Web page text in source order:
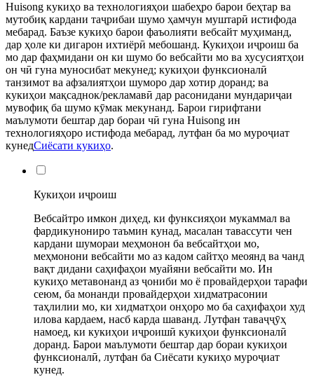
Huisong кукиҳо ва технологияҳои шабеҳро барои беҳтар ва
мутобиқ кардани таҷрибаи шумо ҳамчун муштарӣ истифода
мебарад. Баъзе кукиҳо барои фаъолияти вебсайт муҳиманд,
дар ҳоле ки дигарон ихтиёрӣ мебошанд. Кукиҳои иҷроиш ба
мо дар фаҳмидани он ки шумо бо вебсайти мо ва хусусиятҳои
он чӣ гуна муносибат мекунед; кукиҳои функсионалӣ
танзимот ва афзалиятҳои шуморо дар хотир доранд; ва
кукиҳои мақсаднок/рекламавӣ дар расонидани мундариҷаи
мувофиқ ба шумо кӯмак мекунанд. Барои гирифтани
маълумоти бештар дар бораи чӣ гуна Huisong ин
технологияҳоро истифода мебарад, лутфан ба мо муроҷиат
кунедСиёсати кукиҳо.
Кукиҳои иҷроиш
Вебсайтро имкон диҳед, ки функсияҳои мукаммал ва
фардикунониро таъмин кунад, масалан тавассути чен
кардани шумораи меҳмонон ба вебсайтҳои мо,
меҳмонони вебсайти мо аз кадом сайтҳо меоянд ва чанд
вақт дидани саҳифаҳои муайяни вебсайти мо. Ин
кукиҳо метавонанд аз ҷониби мо ё провайдерҳои тарафи
сеюм, ба монанди провайдерҳои хидматрасонии
таҳлилии мо, ки хидматҳои онҳоро мо ба саҳифаҳои худ
илова кардаем, насб карда шаванд. Лутфан таваҷҷӯҳ
намоед, ки кукиҳои иҷроишӣ кукиҳои функсионалӣ
доранд. Барои маълумоти бештар дар бораи кукиҳои
функсионалӣ, лутфан ба Сиёсати кукиҳо муроҷиат
кунед.